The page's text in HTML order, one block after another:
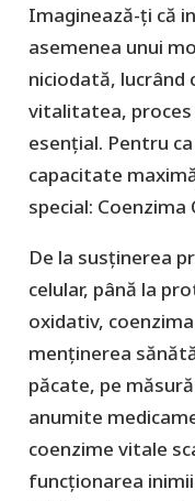
Imaginează-ți că
asemenea unui
niciodată,
vitalitatea, proces
esențial. Pentru
capacitate
special: Coenzima
De la susținerea
celular, până la
oxidativ,
menținerea
păcate, pe
anumite
coenzime vitale
funcționarea